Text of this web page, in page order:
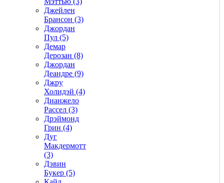
Джейлен
Брансон (3)
Джордан
Пул (5)
Демар
Дерозан (8)
Джордан
Деандре (9)
Джру
Холидэй (4)
Дианжело
Рассел (3)
Дрэймонд
Грин (4)
Дуг
Макдермотт
(3)
Дэвин
Букер (5)